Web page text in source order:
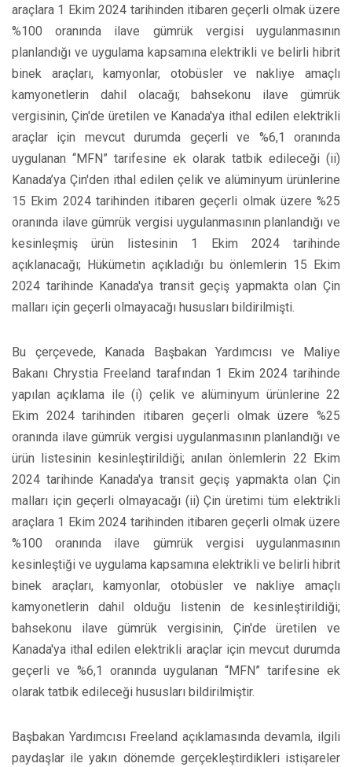
araçlara 1 Ekim 2024 tarihinden itibaren geçerli olmak üzere
%100 oranında ilave gümrük vergisi uygulanmasının
planlandığı ve uygulama kapsamına elektrikli ve belirli hibrit
binek araçları, kamyonlar, otobüsler ve nakliye amaçlı
kamyonetlerin dahil olacağı; bahsekonu ilave gümrük
vergisinin, Çin'de üretilen ve Kanada'ya ithal edilen elektrikli
araçlar için mevcut durumda geçerli ve %6,1 oranında
uygulanan “MFN” tarifesine ek olarak tatbik edileceği (ii)
Kanada’ya Çin'den ithal edilen çelik ve alüminyum ürünlerine
15 Ekim 2024 tarihinden itibaren geçerli olmak üzere %25
oranında ilave gümrük vergisi uygulanmasının planlandığı ve
kesinleşmiş ürün listesinin 1 Ekim 2024 tarihinde
açıklanacağı; Hükümetin açıkladığı bu önlemlerin 15 Ekim
2024 tarihinde Kanada'ya transit geçiş yapmakta olan Çin
malları için geçerli olmayacağı hususları bildirilmişti.
Bu çerçevede, Kanada Başbakan Yardımcısı ve Maliye
Bakanı Chrystia Freeland tarafından 1 Ekim 2024 tarihinde
yapılan açıklama ile (i) çelik ve alüminyum ürünlerine 22
Ekim 2024 tarihinden itibaren geçerli olmak üzere %25
oranında ilave gümrük vergisi uygulanmasının planlandığı ve
ürün listesinin kesinleştirildiği; anılan önlemlerin 22 Ekim
2024 tarihinde Kanada'ya transit geçiş yapmakta olan Çin
malları için geçerli olmayacağı (ii) Çin üretimi tüm elektrikli
araçlara 1 Ekim 2024 tarihinden itibaren geçerli olmak üzere
%100 oranında ilave gümrük vergisi uygulanmasının
kesinleştiği ve uygulama kapsamına elektrikli ve belirli hibrit
binek araçları, kamyonlar, otobüsler ve nakliye amaçlı
kamyonetlerin dahil olduğu listenin de kesinleştirildiği;
bahsekonu ilave gümrük vergisinin, Çin'de üretilen ve
Kanada'ya ithal edilen elektrikli araçlar için mevcut durumda
geçerli ve %6,1 oranında uygulanan “MFN” tarifesine ek
olarak tatbik edileceği hususları bildirilmiştir.
Başbakan Yardımcısı Freeland açıklamasında devamla, ilgili
paydaşlar ile yakın dönemde gerçekleştirdikleri istişareler